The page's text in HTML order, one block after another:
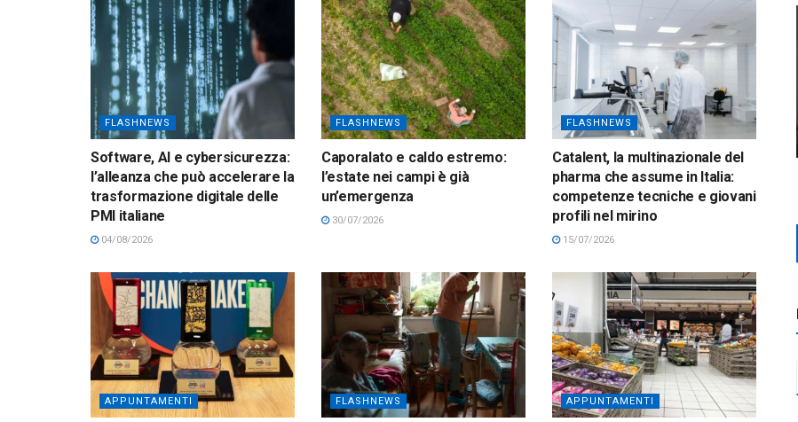
FLASHNEWS
Software, AI e cybersicurezza:
l’alleanza che può accelerare la
trasformazione digitale delle
PMI italiane
04/08/2026
FLASHNEWS
Caporalato e caldo estremo:
l’estate nei campi è già
un’emergenza
30/07/2026
FLASHNEWS
Catalent, la multinazionale del
pharma che assume in Italia:
competenze tecniche e giovani
profili nel mirino
15/07/2026
APPUNTAMENTI FLASHNEWS APPUNTAMENTI